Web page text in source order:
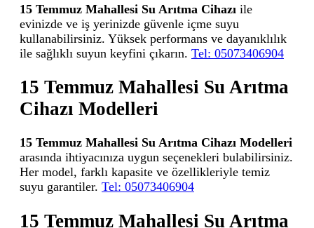
15 Temmuz Mahallesi Su Arıtma Cihazı ile
evinizde ve iş yerinizde güvenle içme suyu
kullanabilirsiniz. Yüksek performans ve dayanıklılık
ile sağlıklı suyun keyfini çıkarın. Tel: 05073406904
15 Temmuz Mahallesi Su Arıtma
Cihazı Modelleri
15 Temmuz Mahallesi Su Arıtma Cihazı Modelleri
arasında ihtiyacınıza uygun seçenekleri bulabilirsiniz.
Her model, farklı kapasite ve özellikleriyle temiz
suyu garantiler. Tel: 05073406904
15 Temmuz Mahallesi Su Arıtma